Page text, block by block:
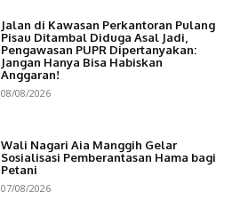
Jalan di Kawasan Perkantoran Pulang
Pisau Ditambal Diduga Asal Jadi,
Pengawasan PUPR Dipertanyakan:
Jangan Hanya Bisa Habiskan
Anggaran!
08/08/2026
Wali Nagari Aia Manggih Gelar
Sosialisasi Pemberantasan Hama bagi
Petani
07/08/2026